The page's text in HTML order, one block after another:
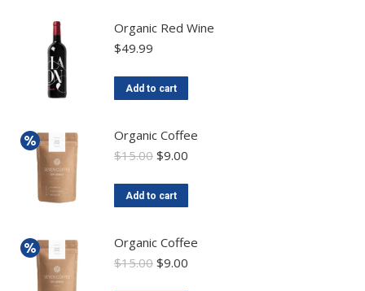
Organic Red Wine
$49.99
Add to cart
Organic Coffee
$15.00 $9.00
Add to cart
Organic Coffee
$15.00 $9.00